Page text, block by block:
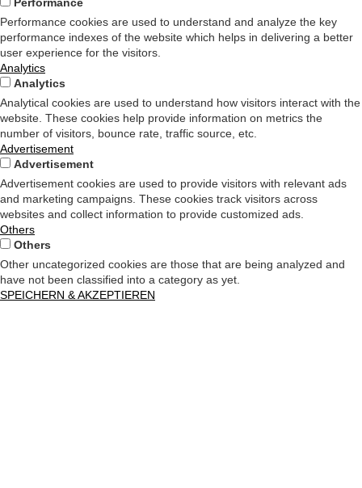
Performance cookies are used to understand and analyze the key
performance indexes of the website which helps in delivering a better
user experience for the visitors.
Analytics
Analytics
Analytical cookies are used to understand how visitors interact with the
website. These cookies help provide information on metrics the
number of visitors, bounce rate, traffic source, etc.
Advertisement
Advertisement
Advertisement cookies are used to provide visitors with relevant ads
and marketing campaigns. These cookies track visitors across
websites and collect information to provide customized ads.
Others
Others
Other uncategorized cookies are those that are being analyzed and
have not been classified into a category as yet.
SPEICHERN & AKZEPTIEREN